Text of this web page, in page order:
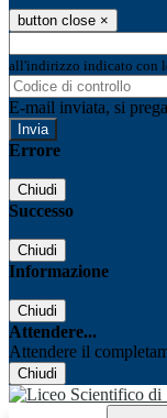
button close ×
all'indirizzo indicato con
E-mail inviata, si
Errore
Chiudi
Successo
Chiudi
Informazione
Chiudi
Attendere...
Attendere il
Chiudi